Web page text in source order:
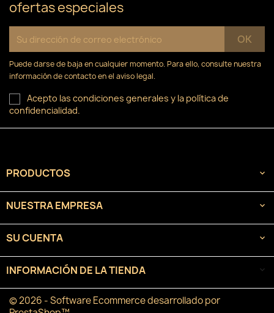
ofertas especiales
Puede darse de baja en cualquier momento. Para ello, consulte nuestra
información de contacto en el aviso legal.
Acepto las condiciones generales y la política de
confidencialidad.
PRODUCTOS 
NUESTRA EMPRESA 
SU CUENTA 
INFORMACIÓN DE LA TIENDA keyboard_arrow_down
© 2026 - Software Ecommerce desarrollado por